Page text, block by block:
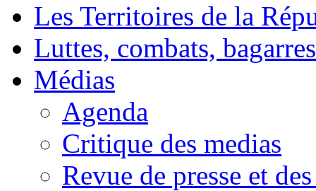
Les Territoires de la
Luttes, combats, bagarres
Médias
Agenda
Critique des medias
Revue de presse et